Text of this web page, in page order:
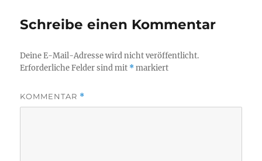
Schreibe einen Kommentar
Deine E-Mail-Adresse wird nicht veröffentlicht.
Erforderliche Felder sind mit *markiert
KOMMENTAR *